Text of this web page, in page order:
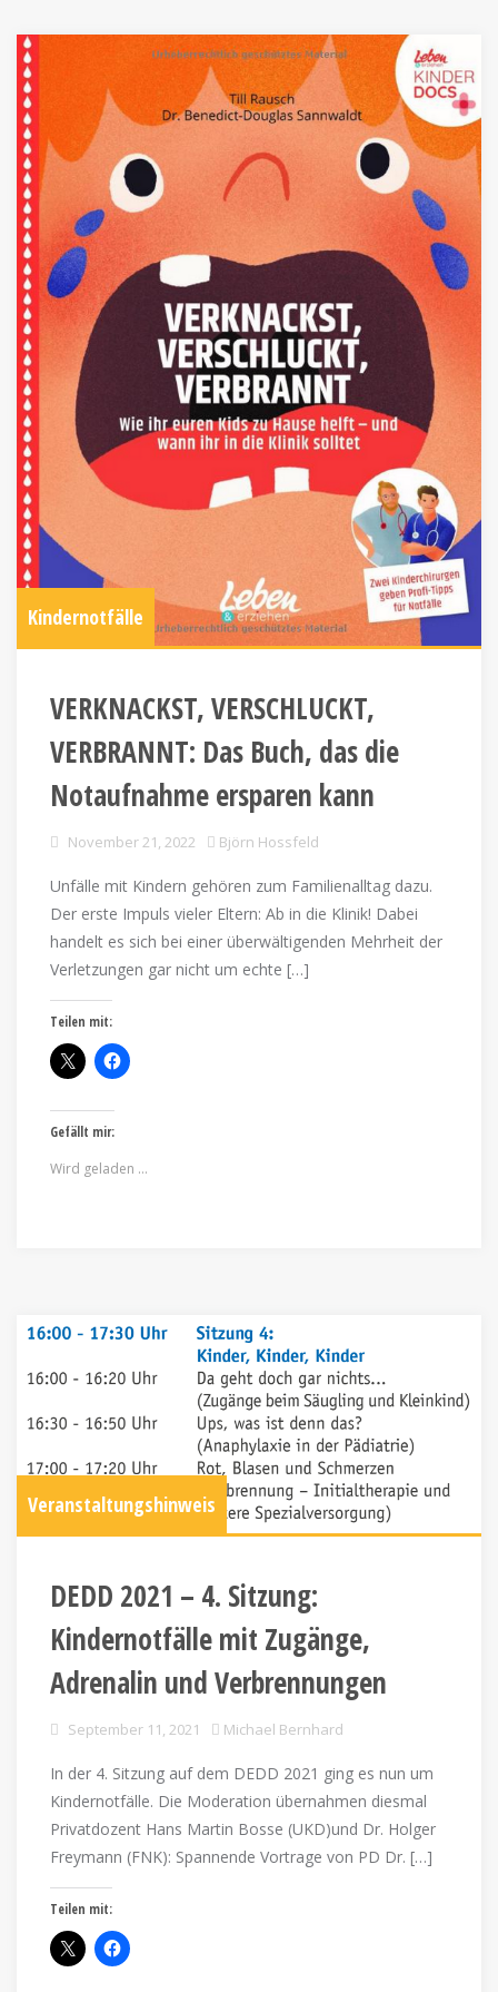
Kindernotfälle
VERKNACKST, VERSCHLUCKT,
VERBRANNT: Das Buch, das die
Notaufnahme ersparen kann
November 21, 2022 Björn Hossfeld
Unfälle mit Kindern gehören zum Familienalltag dazu.
Der erste Impuls vieler Eltern: Ab in die Klinik! Dabei
handelt es sich bei einer überwältigenden Mehrheit der
Verletzungen gar nicht um echte […]
Teilen mit:
Gefällt mir:
Wird geladen …
Veranstaltungshinweis
DEDD 2021 – 4. Sitzung:
Kindernotfälle mit Zugänge,
Adrenalin und Verbrennungen
September 11, 2021 Michael Bernhard
In der 4. Sitzung auf dem DEDD 2021 ging es nun um
Kindernotfälle. Die Moderation übernahmen diesmal
Privatdozent Hans Martin Bosse (UKD)und Dr. Holger
Freymann (FNK): Spannende Vortrage von PD Dr. […]
Teilen mit: